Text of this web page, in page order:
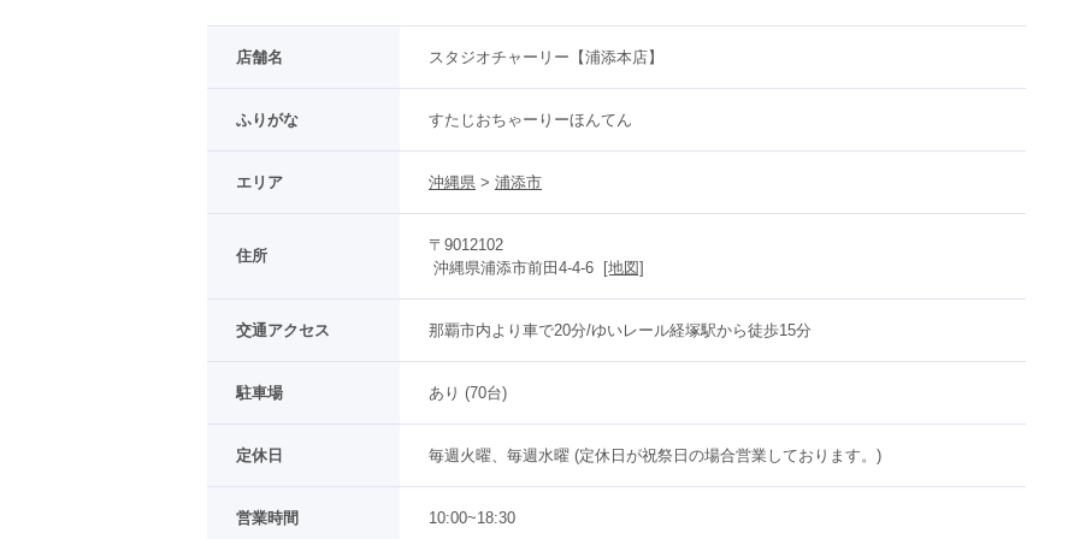
店舗名 スタジオチャーリー【浦添本店】
ふりがな すたじおちゃーりーほんてん
エリア 沖縄県 > 浦添市
住所
〒9012102
沖縄県浦添市前田4-4-6
[地図]
交通アクセス 那覇市内より車で20分/ゆいレール経塚駅から徒歩15分
駐車場 あり (70台)
定休日 毎週火曜、毎週水曜 (定休日が祝祭日の場合営業しております。)
営業時間 10:00~18:30